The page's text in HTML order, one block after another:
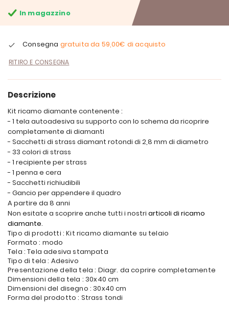
In magazzino
Consegna gratuita da 59,00€ di acquisto
RITIRO E CONSEGNA
Descrizione
Kit ricamo diamante contenente :
- 1 tela autoadesiva su supporto con lo schema da ricoprire
completamente di diamanti
- Sacchetti di strass diamant rotondi di 2,8 mm di diametro
- 33 colori di strass
- 1 recipiente per strass
- 1 penna e cera
- Sacchetti richiudibili
- Gancio per appendere il quadro
A partire da 8 anni
Non esitate a scoprire anche tutti i nostri articoli di ricamo
diamante.
Tipo di prodotti : Kit ricamo diamante su telaio
Formato : modo
Tela : Tela adesiva stampata
Tipo di tela : Adesivo
Presentazione della tela : Diagr. da coprire completamente
Dimensioni della tela : 30x40 cm
Dimensioni del disegno : 30x40 cm
Forma del prodotto : Strass tondi